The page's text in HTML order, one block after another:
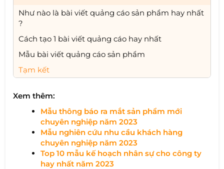
Như nào là bài viết quảng cáo sản phẩm hay nhất
?
Cách tạo 1 bài viết quảng cáo hay nhất
Mẫu bài viết quảng cáo sản phẩm
Tạm kết
Xem thêm:
Mẫu thông báo ra mắt sản phẩm mới
chuyên nghiệp năm 2023​
Mẫu nghiên cứu nhu cầu khách hàng
chuyên nghiệp năm 2023​
Top 10 mẫu kế hoạch nhân sự cho công ty
hay nhất năm 2023